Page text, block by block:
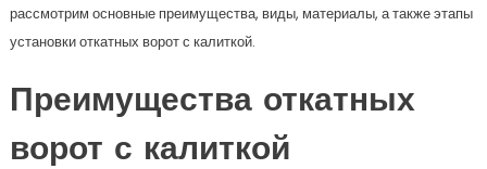
рассмотрим основные преимущества, виды, материалы, а также этапы
установки откатных ворот с калиткой.
Преимущества откатных
ворот с калиткой